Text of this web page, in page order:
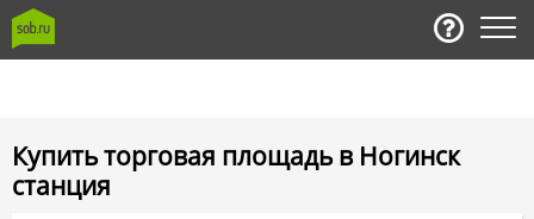
Купить торговая площадь в Ногинск
станция